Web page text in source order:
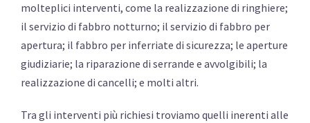
molteplici interventi, come la realizzazione di ringhiere;
il servizio di fabbro notturno; il servizio di fabbro per
apertura; il fabbro per inferriate di sicurezza; le aperture
giudiziarie; la riparazione di serrande e avvolgibili; la
realizzazione di cancelli; e molti altri.
Tra gli interventi più richiesi troviamo quelli inerenti alle